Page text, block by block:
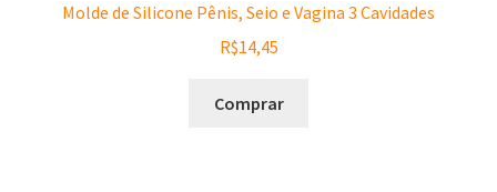
Molde de Silicone Pênis, Seio e Vagina 3 Cavidades
R$14,45
Comprar